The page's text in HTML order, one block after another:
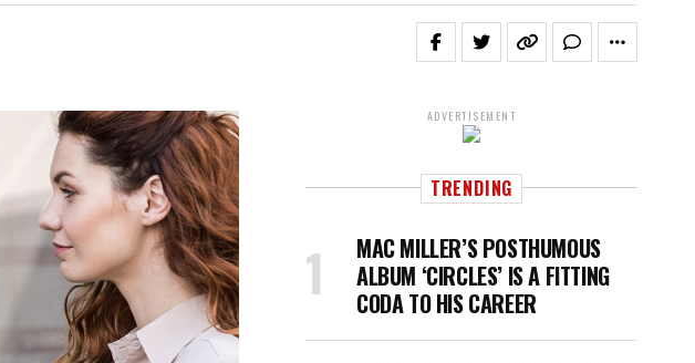
ADVERTISEMENT
TRENDING
MAC MILLER’S POSTHUMOUS
ALBUM ‘CIRCLES’ IS A FITTING
CODA TO HIS CAREER